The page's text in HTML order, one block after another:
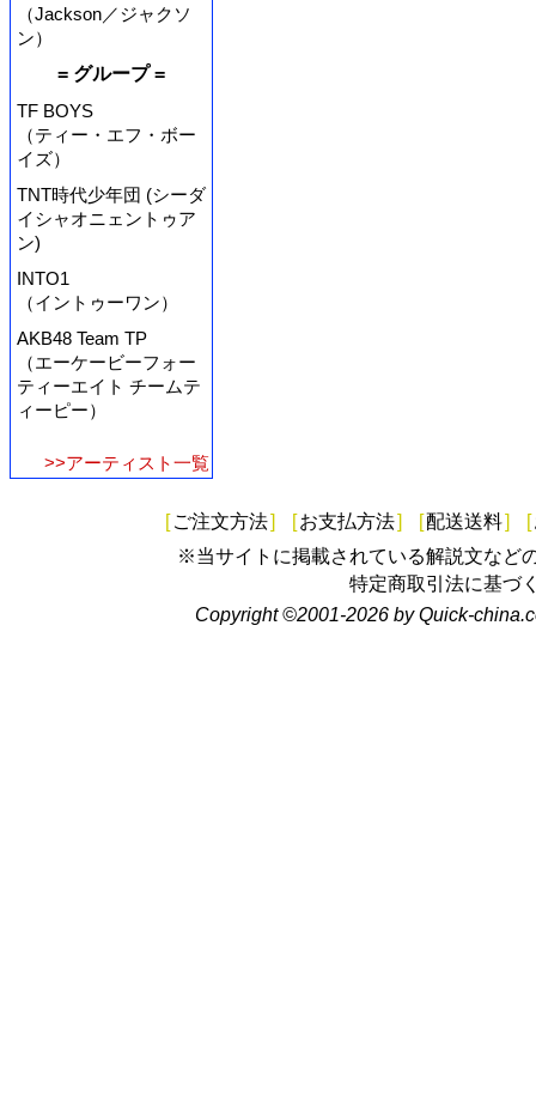
（Jackson／ジャクソ
ン）
= グループ =
TF BOYS
（ティー・エフ・ボー
イズ）
TNT時代少年団 (シーダ
イシャオニェントゥア
ン)
INTO1
（イントゥーワン）
AKB48 Team TP
（エーケービーフォー
ティーエイト チームテ
ィーピー）
>>アーティスト一覧
[ ご注文方法] [お支払方法] [配送送料] [
※当サイトに掲載されている解説文など
特定商取引法に基づ
Copyright ©2001-2026 by Quick-